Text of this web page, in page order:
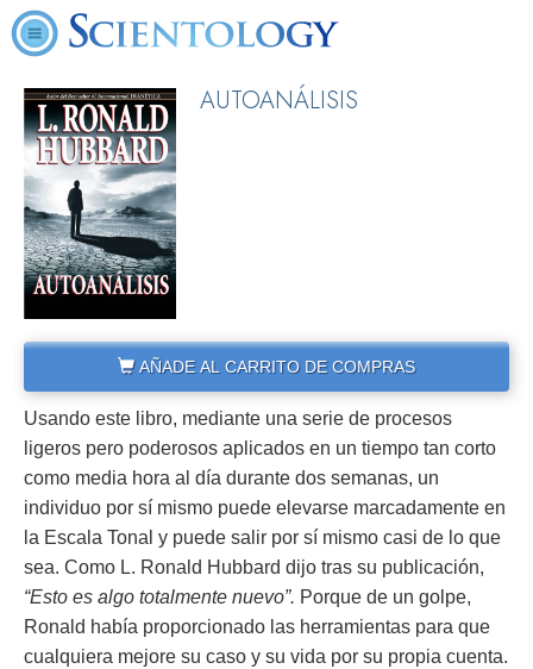
AUTOANÁLISIS
AÑADE AL CARRITO DE COMPRAS
Usando este libro, mediante una serie de procesos
ligeros pero poderosos aplicados en un tiempo tan corto
como media hora al día durante dos semanas, un
individuo por sí mismo puede elevarse marcadamente en
la Escala Tonal y puede salir por sí mismo casi de lo que
sea. Como L. Ronald Hubbard dijo tras su publicación,
“Esto es algo totalmente nuevo”. Porque de un golpe,
Ronald había proporcionado las herramientas para que
cualquiera mejore su caso y su vida por su propia cuenta.